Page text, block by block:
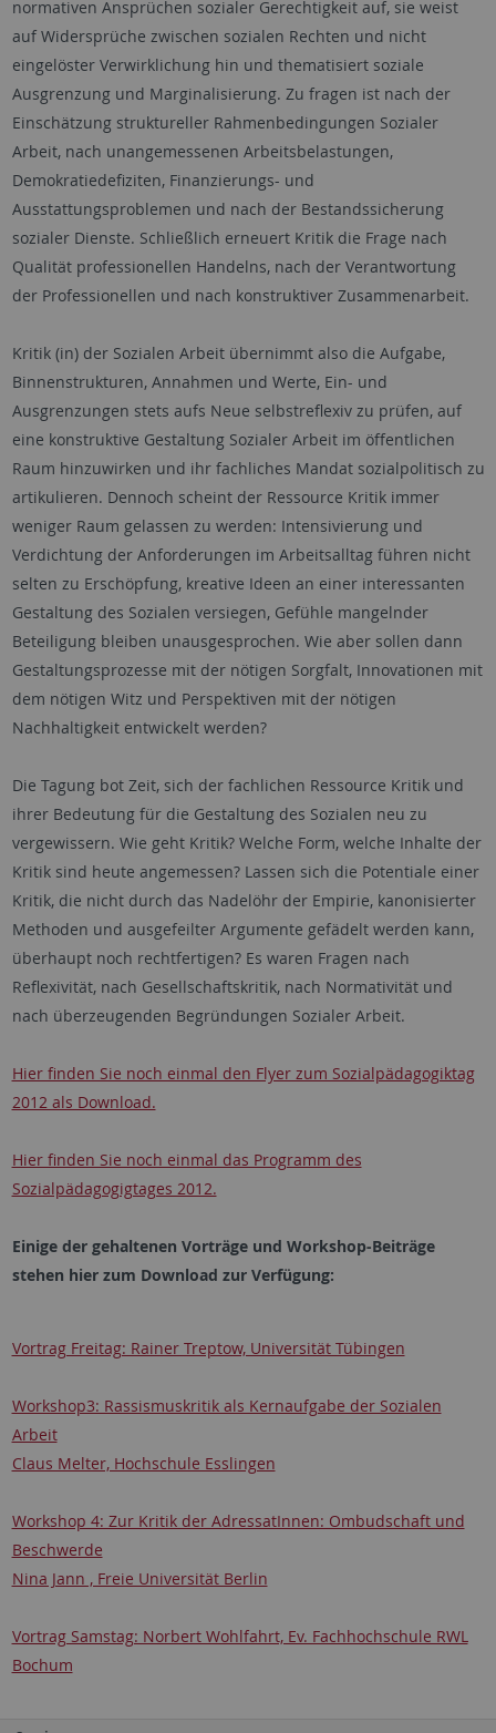
normativen Ansprüchen sozialer Gerechtigkeit auf, sie weist
auf Widersprüche zwischen sozialen Rechten und nicht
eingelöster Verwirklichung hin und thematisiert soziale
Ausgrenzung und Marginalisierung. Zu fragen ist nach der
Einschätzung struktureller Rahmenbedingungen Sozialer
Arbeit, nach unangemessenen Arbeitsbelastungen,
Demokratiedefiziten, Finanzierungs- und
Ausstattungsproblemen und nach der Bestandssicherung
sozialer Dienste. Schließlich erneuert Kritik die Frage nach
Qualität professionellen Handelns, nach der Verantwortung
der Professionellen und nach konstruktiver Zusammenarbeit.
Kritik (in) der Sozialen Arbeit übernimmt also die Aufgabe,
Binnenstrukturen, Annahmen und Werte, Ein- und
Ausgrenzungen stets aufs Neue selbstreflexiv zu prüfen, auf
eine konstruktive Gestaltung Sozialer Arbeit im öffentlichen
Raum hinzuwirken und ihr fachliches Mandat sozialpolitisch zu
artikulieren. Dennoch scheint der Ressource Kritik immer
weniger Raum gelassen zu werden: Intensivierung und
Verdichtung der Anforderungen im Arbeitsalltag führen nicht
selten zu Erschöpfung, kreative Ideen an einer interessanten
Gestaltung des Sozialen versiegen, Gefühle mangelnder
Beteiligung bleiben unausgesprochen. Wie aber sollen dann
Gestaltungsprozesse mit der nötigen Sorgfalt, Innovationen mit
dem nötigen Witz und Perspektiven mit der nötigen
Nachhaltigkeit entwickelt werden?
Die Tagung bot Zeit, sich der fachlichen Ressource Kritik und
ihrer Bedeutung für die Gestaltung des Sozialen neu zu
vergewissern. Wie geht Kritik? Welche Form, welche Inhalte der
Kritik sind heute angemessen? Lassen sich die Potentiale einer
Kritik, die nicht durch das Nadelöhr der Empirie, kanonisierter
Methoden und ausgefeilter Argumente gefädelt werden kann,
überhaupt noch rechtfertigen? Es waren Fragen nach
Reflexivität, nach Gesellschaftskritik, nach Normativität und
nach überzeugenden Begründungen Sozialer Arbeit.
Hier finden Sie noch einmal den Flyer zum Sozialpädagogiktag
2012 als Download.
Hier finden Sie noch einmal das Programm des
Sozialpädagogigtages 2012.
Einige der gehaltenen Vorträge und Workshop-Beiträge
stehen hier zum Download zur Verfügung:
Vortrag Freitag: Rainer Treptow, Universität Tübingen
Workshop3: Rassismuskritik als Kernaufgabe der Sozialen
Arbeit
Claus Melter, Hochschule Esslingen
Workshop 4: Zur Kritik der AdressatInnen: Ombudschaft und
Beschwerde
Nina Jann , Freie Universität Berlin
Vortrag Samstag: Norbert Wohlfahrt, Ev. Fachhochschule RWL
Bochum